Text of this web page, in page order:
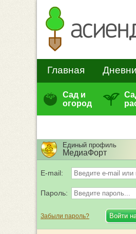
Главная
Сад и
огород
Единый профиль
МедиаФорт
E-mail:
Пароль:
Забыли пароль?